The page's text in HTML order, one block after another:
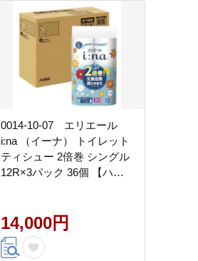
0014-10-07 エリエール
i:na （イーナ） トイレット
ティシュー 2倍巻 シングル
12R×3パック 36個 【ハー
ーパー
14,000円